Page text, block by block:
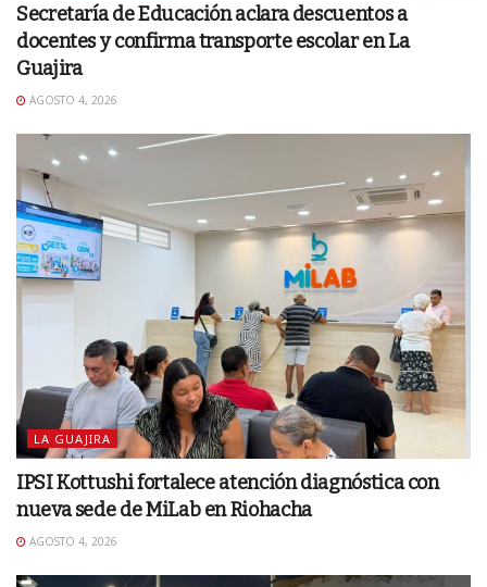
Secretaría de Educación aclara descuentos a
docentes y confirma transporte escolar en La
Guajira
AGOSTO 4, 2026
LA GUAJIRA
IPSI Kottushi fortalece atención diagnóstica con
nueva sede de MiLab en Riohacha
AGOSTO 4, 2026